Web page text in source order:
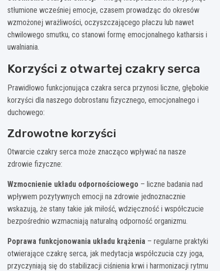
stłumione wcześniej emocje, czasem prowadząc do okresów
wzmożonej wrażliwości, oczyszczającego płaczu lub nawet
chwilowego smutku, co stanowi formę emocjonalnego katharsis i
uwalniania.
Korzyści z otwartej czakry serca
Prawidłowo funkcjonująca czakra serca przynosi liczne, głębokie
korzyści dla naszego dobrostanu fizycznego, emocjonalnego i
duchowego:
Zdrowotne korzyści
Otwarcie czakry serca może znacząco wpływać na nasze
zdrowie fizyczne:
Wzmocnienie układu odpornościowego – liczne badania nad
wpływem pozytywnych emocji na zdrowie jednoznacznie
wskazują, że stany takie jak miłość, wdzięczność i współczucie
bezpośrednio wzmacniają naturalną odporność organizmu.
Poprawa funkcjonowania układu krążenia – regularne praktyki
otwierające czakrę serca, jak medytacja współczucia czy joga,
przyczyniają się do stabilizacji ciśnienia krwi i harmonizacji rytmu